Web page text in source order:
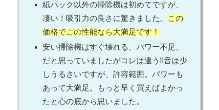
紙パック以外の掃除機は初めてですが、
凄い！吸引力の良さに驚きました。
この
価格でこの性能なら大満足です！
安い掃除機はすぐ壊れる、パワー不足、
だと思っていましたがコレは違う!!音は少
しうるさいですが、許容範囲。パワーも
あって大満足。もっと早く買えばよかっ
たと心の底から思いました。